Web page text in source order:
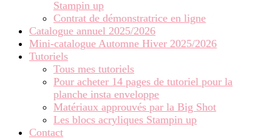
Stampin up
Contrat de démonstratrice en ligne
Catalogue annuel 2025/2026
Mini-catalogue Automne Hiver 2025/2026
Tutoriels
Tous mes tutoriels
Pour acheter 14 pages de tutoriel pour la
planche insta enveloppe
Matériaux approuvés par la Big Shot
Les blocs acryliques Stampin up
Contact